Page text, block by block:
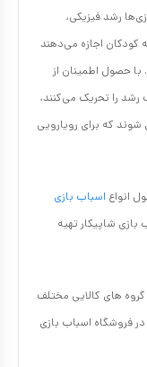
رشد فیزیکی،
کودکان اجازه می‌دهند
با حصول اطمینان از
را تحریک می‌کنند،
شوند که برای رویارویی
انواع اسباب بازی
بازی شاپیکار تهیه
های کالایی مختلف
فروشگاه اسباب بازی